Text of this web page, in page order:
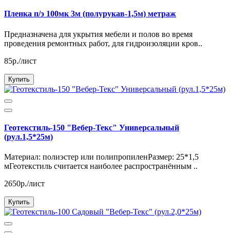
Пленка п/э 100мк 3м (полурукав-1,5м) метраж
Предназначена для укрытия мебели и полов во время
проведения ремонтных работ, для гидроизоляции кров..
85р./лист
Купить
Геотекстиль-150 "Вебер-Текс" Универсальный
(рул.1,5*25м)
Материал: полиэстер или полипропиленРазмер: 25*1,5
мГеотекстиль считается наиболее распространённым ..
2650р./лист
Купить